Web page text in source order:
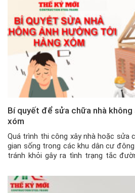
Bí quyết để sửa chữa nhà
xóm
Quá trình thi công xây nhà hoặc sửa
gian sống trong các khu dân cư
tránh khỏi gây ra tình trạng tắc
chữa […]